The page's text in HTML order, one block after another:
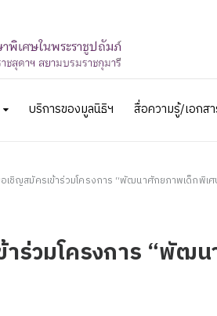
บริการของมูลนิธิฯ สื่อความรู้/เอกส
เชิญสมัครเข้าร่วมโครงการ “พัฒนาศักยภาพเด็กพิเศษ
าร่วมโครงการ “พัฒ